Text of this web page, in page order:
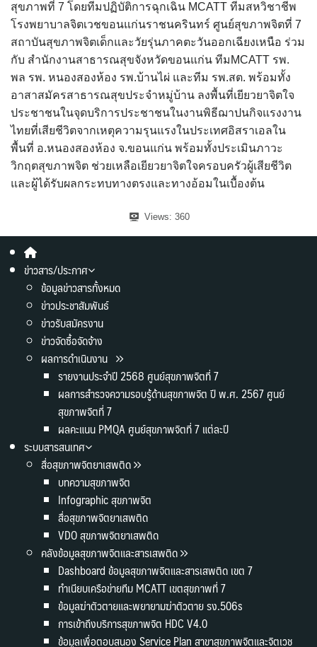
สุขภาพที่ 7 โดยทีมปฏิบัติการฉุกเฉิน MCATT ทีมสหวิชาชีพ
โรงพยาบาลจิตเวชขอนแก่นราชนครินทร์ ศูนย์สุขภาพจิตที่ 7
สถาบันสุขภาพจิตเด็กและวัยรุ่นภาคตะวันออกเฉียงเหนือ ร่วม
กับ สำนักงานสาธารณสุขจังหวัดขอนแก่น ทีมMCATT รพ.
พล รพ. หนองสองห้อง รพ.บ้านไผ่ และทีม รพ.สต. พร้อมทั้ง
อาสาสมัครสาธารณสุขประจำหมู่บ้าน ลงพื้นที่เยียวยาจิตใจ
ประชาชนในจุดบริการประชาชนในงานพิธีฌาปนกิจแรงงาน
ไทยที่เสียชีวิตจากเหตุความรุนแรงในประเทศอิสราเอลใน
พื้นที่ อ.หนองสองห้อง จ.ขอนแก่น พร้อมทั้งประเมินภาวะ
วิกฤตสุขภาพจิต ช่วยเหลือเยียวยาจิตใจครอบครัวผู้เสียชีวิต
และผู้ได้รับผลกระทบทางตรงและทางอ้อมในเบื้องต้น
Views: 360
ข่าวสาร/ประกาศ
ข้อมูลข่าวสารทั้งหมด
ข่าวประชาสัมพันธ์
ข่าวรับสมัครงาน
ข่าวจัดซื้อจัดจ้าง
ผลการดำเนินงาน
รายงานประจำปี 2568 ศูนย์สุขภาพจิตที่ 7
ผลการสำรวจความรอบรู้ด้านสุขภาพจิต ปี พ.ศ. 2567 ศูนย์
สุขภาพจิตที่ 7
ผลคะแนน PMQA ศูนย์สุขภาพจิตที่ 7 แต่ละปี
ระบบสารสนเทศ
สื่อสุขภาพจิตยาเสพติด
บทความสุขภาพจิต
Infographic สุขภาพจิต
สื่อสุขภาพจิตยาเสพติด
VDO สุขภาพจิตยาเสพติด
คลังข้อมูลสุขภาพจิตและสารเสพติด
Dashboard ข้อมูลสุขภาพจิตและสารเสพติด เขต 7
ทำเนียบเครือข่ายทีม MCATT เขตสุขภาพที่ 7
ข้อมูลฆ่าตัวตายและพยายามฆ่าตัวตาย รง.506s
การเข้าถึงบริการสุขภาพจิต HDC V4.0
ข้อมูลเพื่อตอบสนอง Service Plan สาขาสุขภาพจิตและจิตเวช